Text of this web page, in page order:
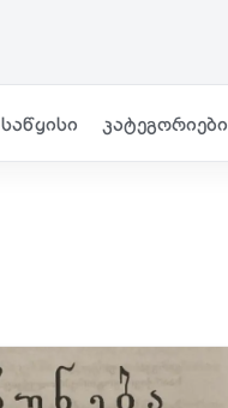
საწყისი კატეგორიები